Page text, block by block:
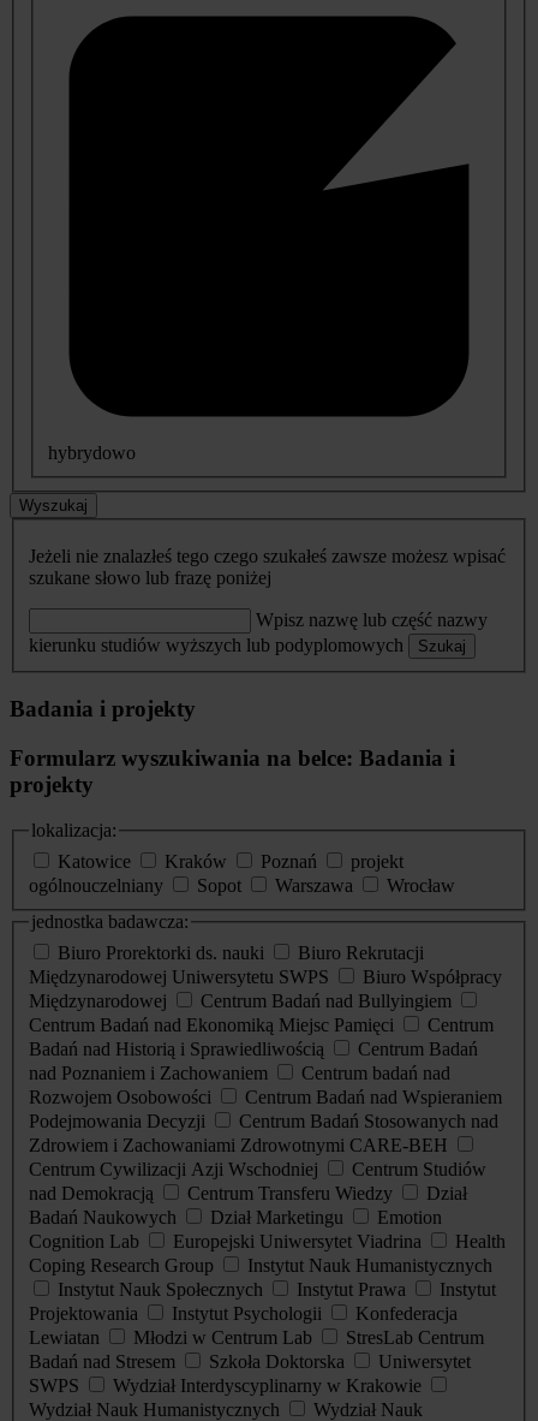
hybrydowo
Wyszukaj
Jeżeli nie znalazłeś tego czego szukałeś zawsze możesz wpisać
szukane słowo lub frazę poniżej
Wpisz nazwę lub część nazwy
kierunku studiów wyższych lub podyplomowych
Szukaj
Badania i projekty
Formularz wyszukiwania na belce: Badania i
projekty
lokalizacja:
Katowice
Kraków Poznań
projekt
ogólnouczelniany
Sopot Warszawa
Wrocław
jednostka badawcza:
Biuro Prorektorki ds. nauki
Biuro Rekrutacji
Międzynarodowej Uniwersytetu SWPS
Biuro Współpracy
Międzynarodowej
Centrum Badań nad Bullyingiem
Centrum Badań nad Ekonomiką Miejsc Pamięci
Centrum
Badań nad Historią i Sprawiedliwością
Centrum Badań
nad Poznaniem i Zachowaniem
Centrum badań nad
Rozwojem Osobowości
Centrum Badań nad Wspieraniem
Podejmowania Decyzji
Centrum Badań Stosowanych nad
Zdrowiem i Zachowaniami Zdrowotnymi CARE-BEH
Centrum Cywilizacji Azji Wschodniej
Centrum Studiów
nad Demokracją
Centrum Transferu Wiedzy
Dział
Badań Naukowych
Dział Marketingu
Emotion
Cognition Lab
Europejski Uniwersytet Viadrina
Health
Coping Research Group
Instytut Nauk Humanistycznych
Instytut Nauk Społecznych
Instytut Prawa
Instytut
Projektowania
Instytut Psychologii
Konfederacja
Lewiatan
Młodzi w Centrum Lab
StresLab Centrum
Badań nad Stresem
Szkoła Doktorska
Uniwersytet
SWPS
Wydział Interdyscyplinarny w Krakowie
Wydział Nauk Humanistycznych
Wydział Nauk